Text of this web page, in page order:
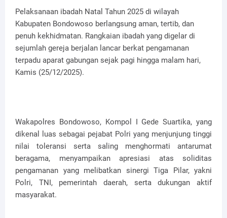
Pelaksanaan ibadah Natal Tahun 2025 di wilayah
Kabupaten Bondowoso berlangsung aman, tertib, dan
penuh kekhidmatan. Rangkaian ibadah yang digelar di
sejumlah gereja berjalan lancar berkat pengamanan
terpadu aparat gabungan sejak pagi hingga malam hari,
Kamis (25/12/2025).
Wakapolres Bondowoso, Kompol I Gede Suartika, yang
dikenal luas sebagai pejabat Polri yang menjunjung tinggi
nilai toleransi serta saling menghormati antarumat
beragama, menyampaikan apresiasi atas soliditas
pengamanan yang melibatkan sinergi Tiga Pilar, yakni
Polri, TNI, pemerintah daerah, serta dukungan aktif
masyarakat.